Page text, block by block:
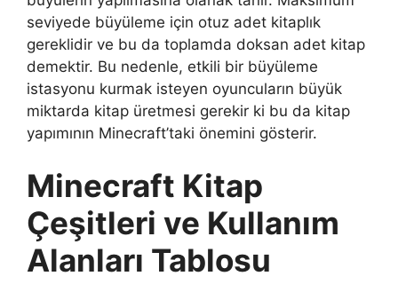
seviyede büyüleme için otuz adet kitaplık
gereklidir ve bu da toplamda doksan adet kitap
demektir. Bu nedenle, etkili bir büyüleme
istasyonu kurmak isteyen oyuncuların büyük
miktarda kitap üretmesi gerekir ki bu da kitap
yapımının Minecraft’taki önemini gösterir.
Minecraft Kitap
Çeşitleri ve Kullanım
Alanları Tablosu